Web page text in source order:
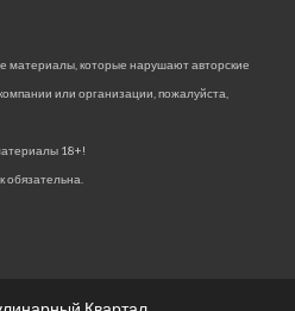
которые нарушают авторские
или организации, пожалуйста,
18+!
обязательна.